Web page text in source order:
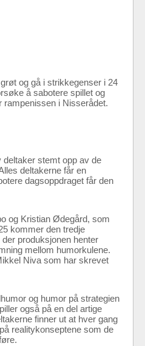
og gå i strikkegenser i 24
å sabotere spillet og
rampenissen i Nisserådet.
deltaker stemt opp av de
deltakerne får en
dagsoppdraget får den
og Kristian Ødegård, som
kommer den tredje
produksjonen henter
mellom humorkulene.
Niva som har skrevet
og humor på strategien
også på en del artige
finner ut at hver gang
realitykonseptene som de